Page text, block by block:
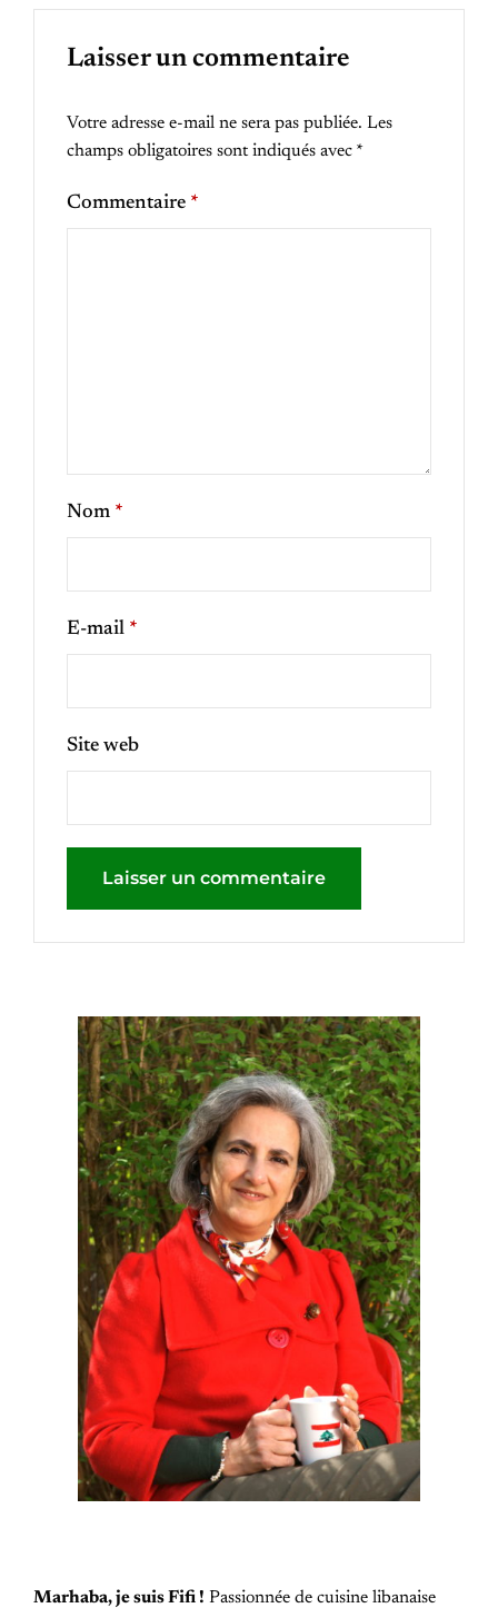
Laisser un commentaire
Votre adresse e-mail ne sera pas publiée. Les
champs obligatoires sont indiqués avec *
Commentaire *
Nom *
E-mail *
Site web
Marhaba, je suis Fifi ! Passionnée de cuisine libanaise